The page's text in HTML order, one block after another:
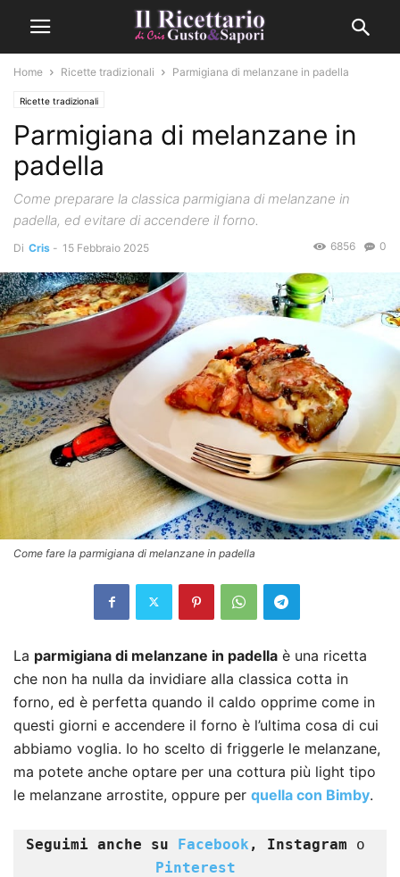
Home Ricette tradizionali Parmigiana di melanzane in padella
Ricette tradizionali
Parmigiana di melanzane in
padella
Come preparare la classica parmigiana di melanzane in
padella, ed evitare di accendere il forno.
Di Cris - 15 Febbraio 2025 0
6856
Come fare la parmigiana di melanzane in padella
La parmigiana di melanzane in padella è una ricetta
che non ha nulla da invidiare alla classica cotta in
forno, ed è perfetta quando il caldo opprime come in
questi giorni e accendere il forno è l’ultima cosa di cui
abbiamo voglia. Io ho scelto di friggerle le melanzane,
ma potete anche optare per una cottura più light tipo
le melanzane arrostite, oppure per quella con Bimby.
Seguimi anche su Facebook , Instagram
Pinterest